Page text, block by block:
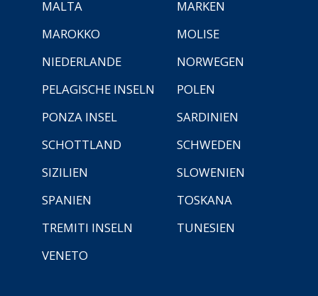
MALTA
MARKEN
MAROKKO
MOLISE
NIEDERLANDE
NORWEGEN
PELAGISCHE INSELN
POLEN
PONZA INSEL
SARDINIEN
SCHOTTLAND
SCHWEDEN
SIZILIEN
SLOWENIEN
SPANIEN
TOSKANA
TREMITI INSELN
TUNESIEN
VENETO